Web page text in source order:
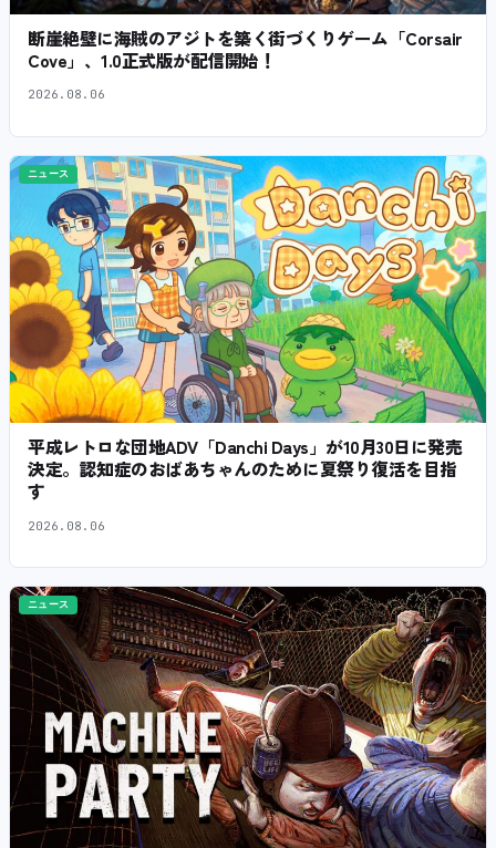
断崖絶壁に海賊のアジトを築く街づくりゲーム「Corsair
Cove」、1.0正式版が配信開始！
2026.08.06
ニュース
平成レトロな団地ADV「Danchi Days」が10月30日に発売
決定。認知症のおばあちゃんのために夏祭り復活を目指
す
2026.08.06
ニュース